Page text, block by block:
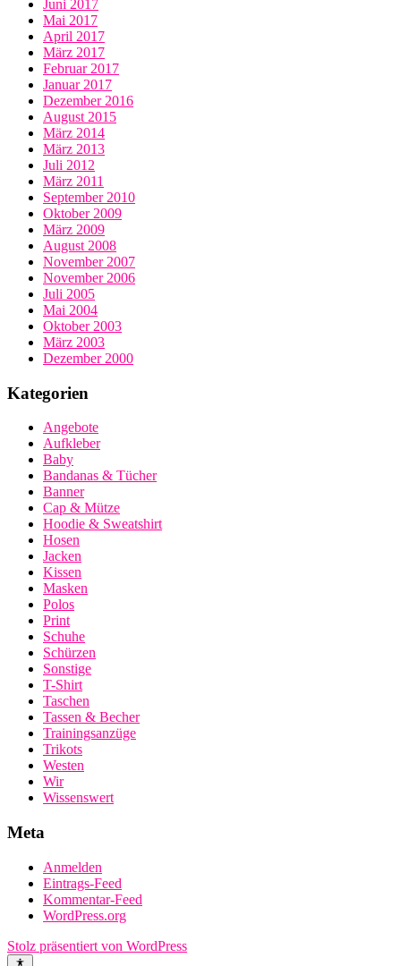
Juni 2017
Mai 2017
April 2017
März 2017
Februar 2017
Januar 2017
Dezember 2016
August 2015
März 2014
März 2013
Juli 2012
März 2011
September 2010
Oktober 2009
März 2009
August 2008
November 2007
November 2006
Juli 2005
Mai 2004
Oktober 2003
März 2003
Dezember 2000
Kategorien
Angebote
Aufkleber
Baby
Bandanas & Tücher
Banner
Cap & Mütze
Hoodie & Sweatshirt
Hosen
Jacken
Kissen
Masken
Polos
Print
Schuhe
Schürzen
Sonstige
T-Shirt
Taschen
Tassen & Becher
Trainingsanzüge
Trikots
Westen
Wir
Wissenswert
Meta
Anmelden
Eintrags-Feed
Kommentar-Feed
WordPress.org
Stolz präsentiert von WordPress